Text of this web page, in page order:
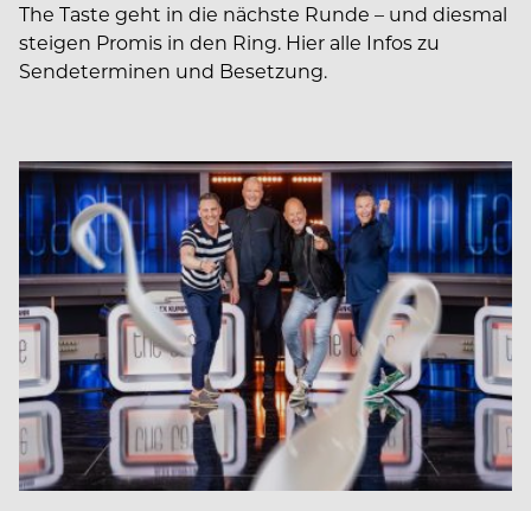
The Taste geht in die nächste Runde – und diesmal
steigen Promis in den Ring. Hier alle Infos zu
Sendeterminen und Besetzung.